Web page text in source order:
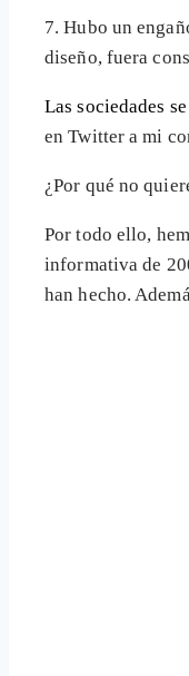
7. Hubo un
diseño, fuera
Las sociedades
en Twitter a mi
¿Por qué no
Por todo ello,
informativa de
han hecho.